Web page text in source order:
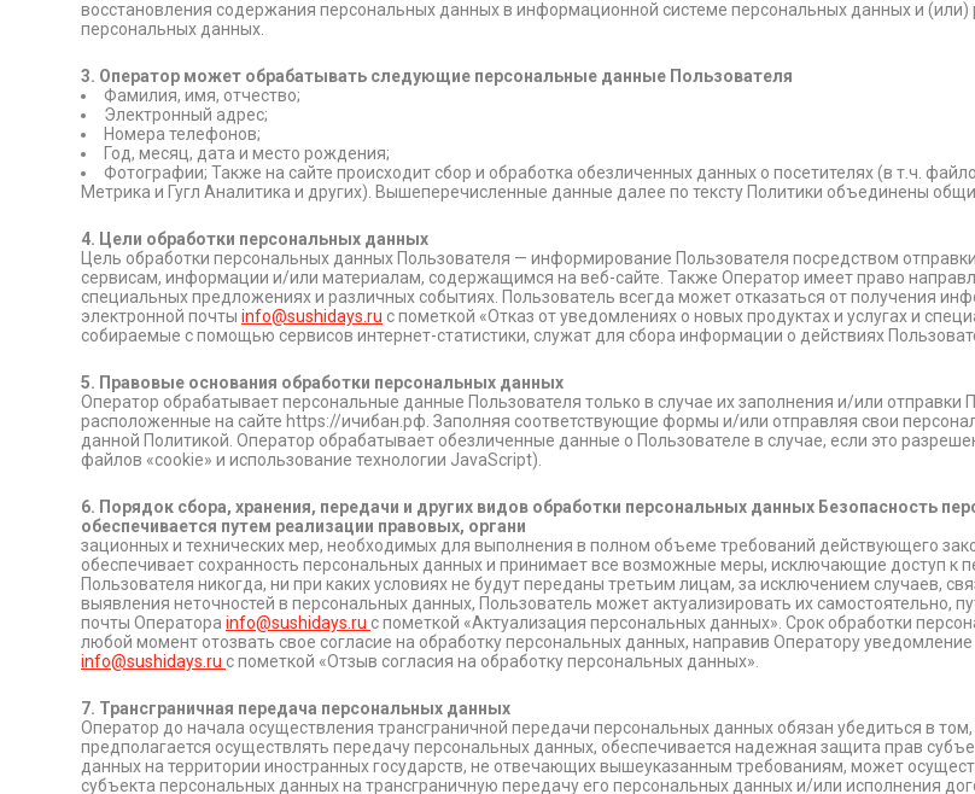
восстановления содержания персональных данных в информационной системе персональных данных и
персональных данных.
3. Оператор может обрабатывать следующие персональные данные Пользователя
Фамилия, имя, отчество;
Электронный адрес;
Номера телефонов;
Год, месяц, дата и место рождения;
Фотографии; Также на сайте происходит сбор и обработка обезличенных данных о посетителях (в т.ч.
Метрика и Гугл Аналитика и других). Вышеперечисленные данные далее по тексту Политики объединены
4. Цели обработки персональных данных
Цель обработки персональных данных Пользователя — информирование Пользователя посредством
сервисам, информации и/или материалам, содержащимся на веб-сайте. Также Оператор имеет право
специальных предложениях и различных событиях. Пользователь всегда может отказаться от получения
электронной почты info@sushidays.ru с пометкой «Отказ от уведомлениях о новых продуктах и услугах и
собираемые с помощью сервисов интернет-статистики, служат для сбора информации о действиях
5. Правовые основания обработки персональных данных
Оператор обрабатывает персональные данные Пользователя только в случае их заполнения и/или
расположенные на сайте https://ичибан.рф. Заполняя соответствующие формы и/или отправляя свои
данной Политикой. Оператор обрабатывает обезличенные данные о Пользователе в случае, если это
файлов «cookie» и использование технологии JavaScript).
6. Порядок сбора, хранения, передачи и других видов обработки персональных данных Безопасность
обеспечивается путем реализации правовых, органи
зационных и технических мер, необходимых для выполнения в полном объеме требований действующего
обеспечивает сохранность персональных данных и принимает все возможные меры, исключающие доступ
Пользователя никогда, ни при каких условиях не будут переданы третьим лицам, за исключением случаев,
выявления неточностей в персональных данных, Пользователь может актуализировать их самостоятельно,
почты Оператора info@sushidays.ru с пометкой «Актуализация персональных данных». Срок обработки
любой момент отозвать свое согласие на обработку персональных данных, направив Оператору
info@sushidays.ru с пометкой «Отзыв согласия на обработку персональных данных».
7. Трансграничная передача персональных данных
Оператор до начала осуществления трансграничной передачи персональных данных обязан убедиться в
предполагается осуществлять передачу персональных данных, обеспечивается надежная защита прав
данных на территории иностранных государств, не отвечающих вышеуказанным требованиям, может
субъекта персональных данных на трансграничную передачу его персональных данных и/или исполнения